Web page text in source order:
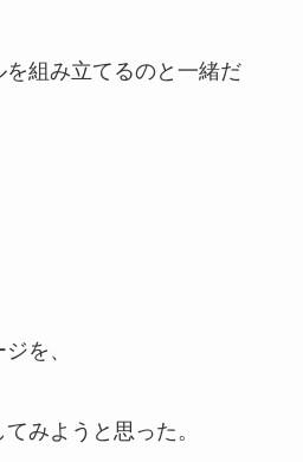
組み立てるのと一緒だ
を、
みようと思った。